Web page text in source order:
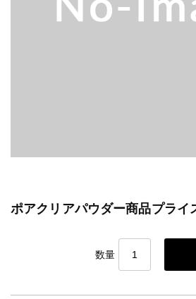
ポアクリアパウダー商品プライ
数量